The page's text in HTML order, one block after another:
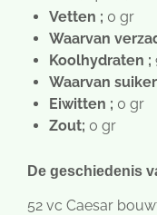
Vetten ; 0 gr
Waarvan
Koolhydraten ;
Waarvan
Eiwitten ; 0 gr
Zout; 0 gr
De geschiedenis
52 vc Caesar